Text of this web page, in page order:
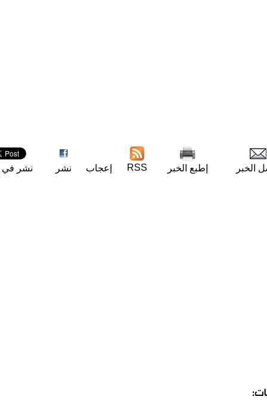
الخبر إطبع الخبر RSS إعجاب نشر نشر في